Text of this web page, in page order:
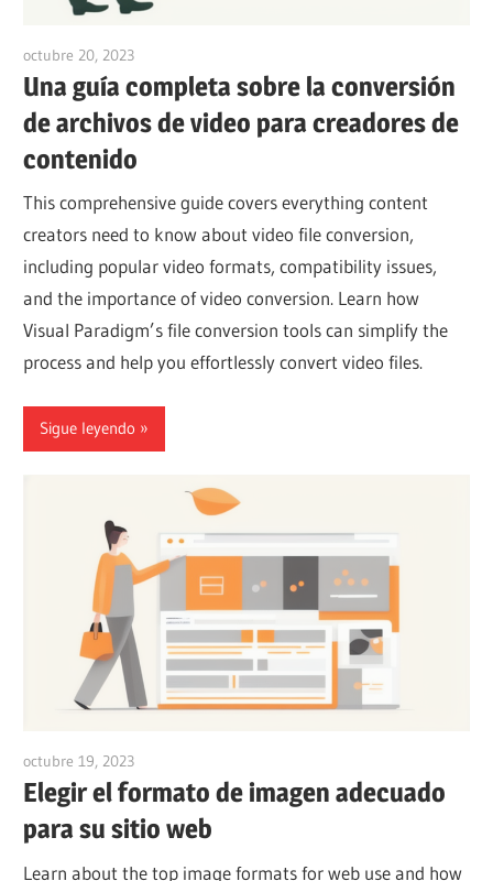
octubre 20, 2023
Una guía completa sobre la conversión
de archivos de video para creadores de
contenido
This comprehensive guide covers everything content
creators need to know about video file conversion,
including popular video formats, compatibility issues,
and the importance of video conversion. Learn how
Visual Paradigm’s file conversion tools can simplify the
process and help you effortlessly convert video files.
Sigue leyendo
octubre 19, 2023
Elegir el formato de imagen adecuado
para su sitio web
Learn about the top image formats for web use and how